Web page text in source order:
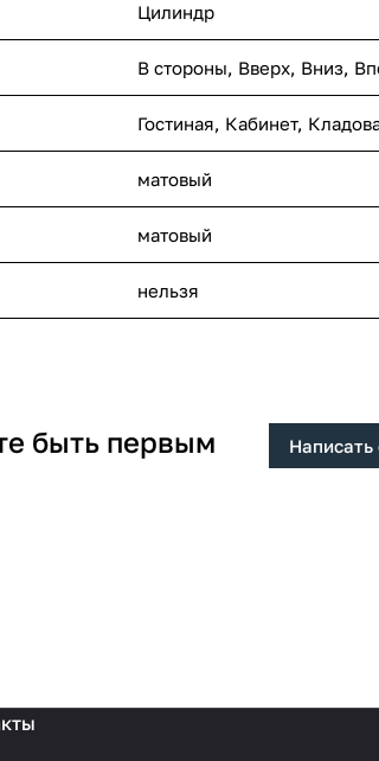
Цилиндр
В стороны, Вверх, Вниз,
Гостиная, Кабинет,
матовый
матовый
нельзя
быть первым Написать